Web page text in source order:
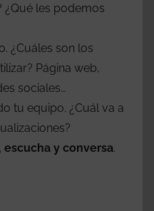
¿Qué les podemos
¿Cuáles son los
Página web,
sociales…
tu equipo. ¿Cuál va a
escucha y conversa.